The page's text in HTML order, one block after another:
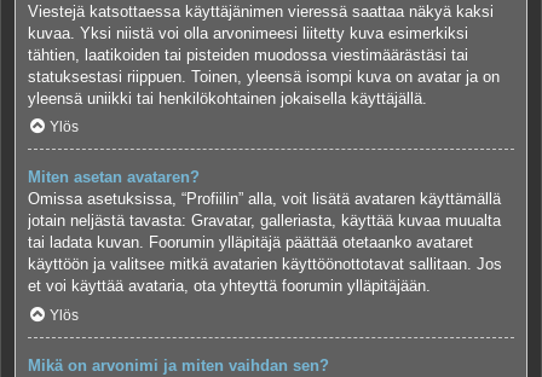
Viestejä katsottaessa käyttäjänimen vieressä saattaa näkyä kaksi
kuvaa. Yksi niistä voi olla arvonimeesi liitetty kuva esimerkiksi
tähtien, laatikoiden tai pisteiden muodossa viestimäärästäsi tai
statuksestasi riippuen. Toinen, yleensä isompi kuva on avatar ja on
yleensä uniikki tai henkilökohtainen jokaisella käyttäjällä.
Ylös
Miten asetan avataren?
Omissa asetuksissa, “Profiilin” alla, voit lisätä avataren käyttämällä
jotain neljästä tavasta: Gravatar, galleriasta, käyttää kuvaa muualta
tai ladata kuvan. Foorumin ylläpitäjä päättää otetaanko avataret
käyttöön ja valitsee mitkä avatarien käyttöönottotavat sallitaan. Jos
et voi käyttää avataria, ota yhteyttä foorumin ylläpitäjään.
Ylös
Mikä on arvonimi ja miten vaihdan sen?